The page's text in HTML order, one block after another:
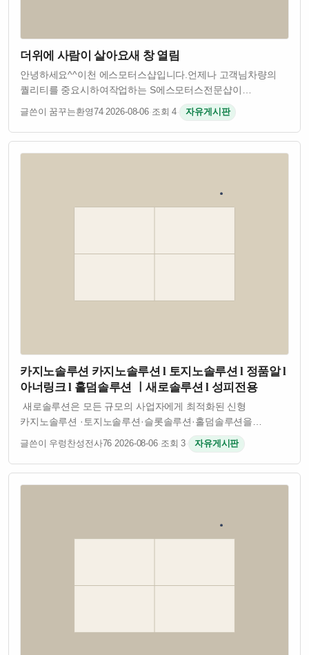
더위에 사람이 살아요새 창 열림
안녕하세요^^이천 에스모터스샵입니다.언제나 고객님차량의
퀄리티를 중요시하여작업하는 S에스모터스전문샵이
되겠습니다.기아 KA4카니발4세대형 차량에 사이드스텝제품중
GSC북미형사이드스텝제품을 설치시공하기위해 저희
에스모터스샵에 예약후 지정한날짜에 방문해주었습니다.기아
4세…
글쓴이 꿈꾸는환영74·2026-08-06·조회 4· 자유게시판
카지노솔루션 카지노솔루션 l 토지노솔루션 l 정품알 l
아너링크 l 홀덤솔루션 ㅣ새로솔루션 l 성피전용
새로솔루션은 모든 규모의 사업자에게 최적화된 신형
카지노솔루션 ·토지노솔루션·슬롯솔루션·홀덤솔루션을
제공합니다. 안정성·보안성·확장성을 기준으로 개발된
플랫폼으로 검증된 API와 정식 계약 밴더 기반의 서비스를
제공합니다. 자체개발 소스로 잡 오류없이 안정적인 솔…
글쓴이 우렁찬성전사76·2026-08-06·조회 3· 자유게시판